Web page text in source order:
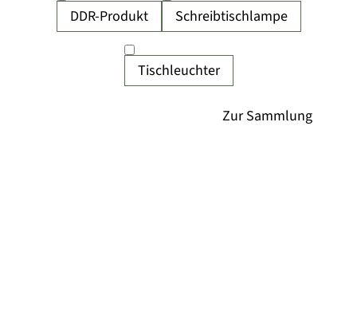
DDR-Produkt Schreibtischlampe
Tischleuchter